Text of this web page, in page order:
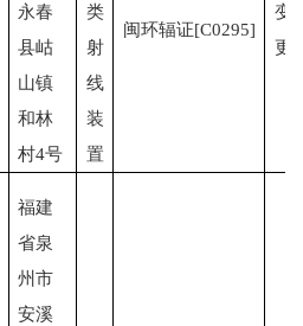
永春
县岵
山镇
和林
村4号
类
射
线
装
置
闽环辐证[C0295]
变
更
福建
省泉
州市
安溪